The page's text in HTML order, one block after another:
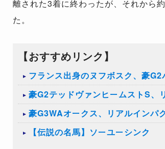
離された3着に終わったが、それから
た。
【おすすめリンク】
フランス出身のヌフボスク、豪
豪G2テッドヴァンヒームストS、
豪G3WAオークス、リアルインパ
【伝説の名馬】ソーユーシンク